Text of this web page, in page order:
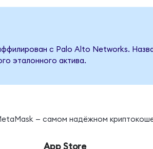
с Palo Alto Networks.
эталонного актива.
— самом надёжном
App Store